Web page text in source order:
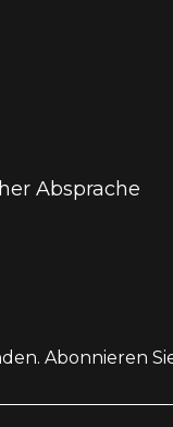
Absprache
Abonnieren